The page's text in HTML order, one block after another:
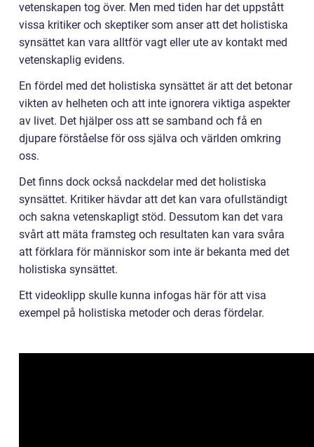
vetenskapen tog över. Men med tiden har det uppstått
vissa kritiker och skeptiker som anser att det holistiska
synsättet kan vara alltför vagt eller ute av kontakt med
vetenskaplig evidens.
En fördel med det holistiska synsättet är att det betonar
vikten av helheten och att inte ignorera viktiga aspekter
av livet. Det hjälper oss att se samband och få en
djupare förståelse för oss själva och världen omkring
oss.
Det finns dock också nackdelar med det holistiska
synsättet. Kritiker hävdar att det kan vara ofullständigt
och sakna vetenskapligt stöd. Dessutom kan det vara
svårt att mäta framsteg och resultaten kan vara svåra
att förklara för människor som inte är bekanta med det
holistiska synsättet.
Ett videoklipp skulle kunna infogas här för att visa
exempel på holistiska metoder och deras fördelar.